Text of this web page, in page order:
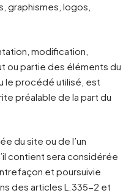
graphismes, logos,
modification,
ou partie des éléments du
le procédé utilisé, est
préalable de la part du
du site ou de l’un
contient sera considérée
et poursuivie
des articles L.335-2 et